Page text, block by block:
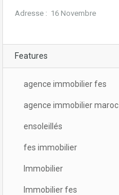
Adresse : 16 Novembre
Features
agence immobilier fes
agence immobilier maroc
ensoleillés
fes immobilier
Immobilier
Immobilier fes